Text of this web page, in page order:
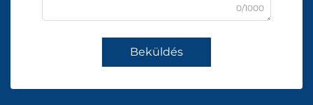
0/1000
Beküldés